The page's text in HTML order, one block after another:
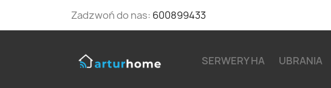
Zadzwoń do nas: 600899433
SERWERY HA UBRANIA